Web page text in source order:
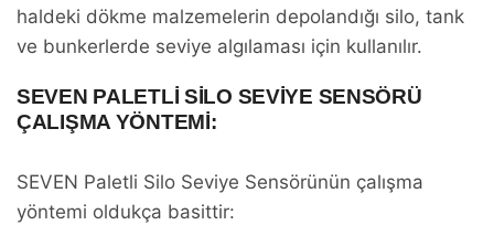
haldeki dökme malzemelerin depolandığı silo, tank
ve bunkerlerde seviye algılaması için kullanılır.
SEVEN PALETLI SILO SEVIYE SENSÖRÜ
ÇALIŞMA YÖNTEMI:
SEVEN Paletli Silo Seviye Sensörünün çalışma
yöntemi oldukça basittir: